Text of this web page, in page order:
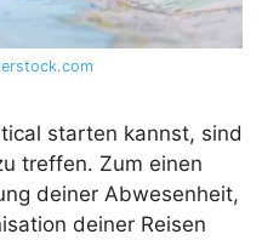
starten kannst, sind
treffen. Zum einen
deiner Abwesenheit,
deiner Reisen